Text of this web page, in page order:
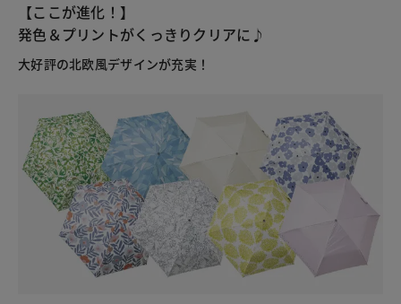
【ここが進化！】
発色＆プリントがくっきりクリアに♪
大好評の北欧風デザインが充実！